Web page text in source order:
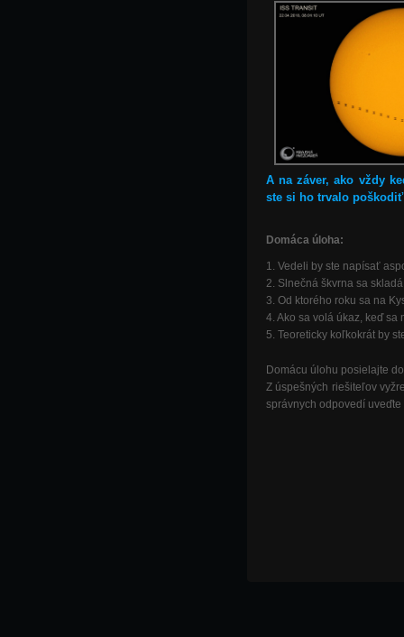
A na záver, ako vždy
ste si ho trvalo
Domáca úloha:
1. Vedeli by ste napísať
2. Slnečná škvrna sa
3. Od ktorého roku sa na
4. Ako sa volá úkaz, keď sa
5. Teoreticky koľkokrát by
Domácu úlohu posielajte
Z úspešných riešiteľov
správnych odpovedí